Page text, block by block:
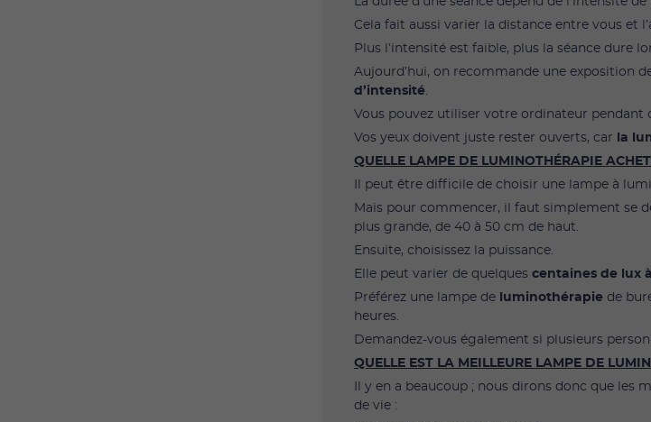
Cela fait aussi varier la distance entre vous et
Plus l’intensité est faible, plus la séance dure
Aujourd’hui, on recommande une exposition
d’intensité.
Vous pouvez utiliser votre ordinateur pendant
Vos yeux doivent juste rester ouverts, car la
QUELLE LAMPE DE LUMINOTHÉRAPIE
Il peut être difficile de choisir une lampe à
Mais pour commencer, il faut simplement se
plus grande, de 40 à 50 cm de haut.
Ensuite, choisissez la puissance.
Elle peut varier de quelques centaines de lux
Préférez une lampe de
luminothérapie de
heures.
Demandez-vous également si plusieurs
QUELLE EST LA MEILLEURE LAMPE DE
Il y en a beaucoup ; nous dirons donc que
de vie :